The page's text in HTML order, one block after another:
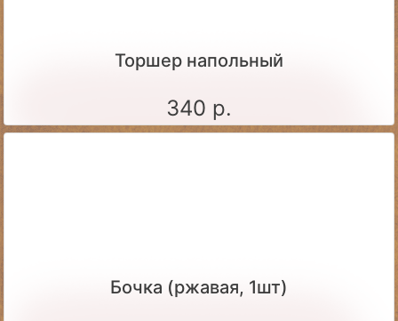
Торшер напольный
340 р.
Бочка (ржавая, 1шт)